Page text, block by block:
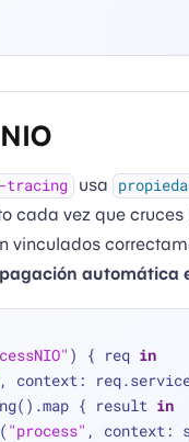
usa
cada vez que
vinculados
automática
) { req in
, context:
{ result
in
"process" , context: